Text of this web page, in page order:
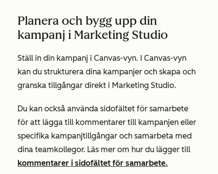
Planera och bygg upp din
kampanj i Marketing Studio
Ställ in din kampanj i Canvas-vyn. I Canvas-vyn
kan du strukturera dina kampanjer och skapa och
granska tillgångar direkt i Marketing Studio.
Du kan också använda sidofältet för samarbete
för att lägga till kommentarer till kampanjen eller
specifika kampanjtillgångar och samarbeta med
dina teamkollegor. Läs mer om hur du lägger till
kommentarer i sidofältet för samarbete.